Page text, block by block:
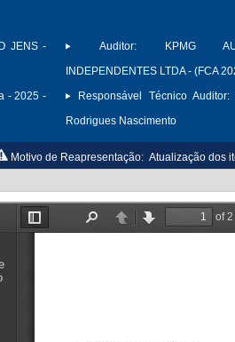
JENS -
- 2025 -
Auditor:
KPMG
INDEPENDENTES LTDA - (FCA
Responsável Técnico Auditor:
Rodrigues Nascimento
Motivo de Reapresentação: Atualização dos